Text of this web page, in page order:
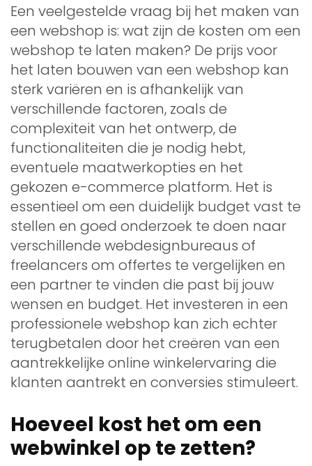
Een veelgestelde vraag bij het maken van
een webshop is: wat zijn de kosten om een
​​webshop te laten maken? De prijs voor
het laten bouwen van een webshop kan
sterk variëren en is afhankelijk van
verschillende factoren, zoals de
complexiteit van het ontwerp, de
functionaliteiten die je nodig hebt,
eventuele maatwerkopties en het
gekozen e-commerce platform. Het is
essentieel om een duidelijk budget vast te
stellen en goed onderzoek te doen naar
verschillende webdesignbureaus of
freelancers om offertes te vergelijken en
een partner te vinden die past bij jouw
wensen en budget. Het investeren in een
professionele webshop kan zich echter
terugbetalen door het creëren van een
aantrekkelijke online winkelervaring die
klanten aantrekt en conversies stimuleert.
Hoeveel kost het om een ​​
webwinkel op te zetten?